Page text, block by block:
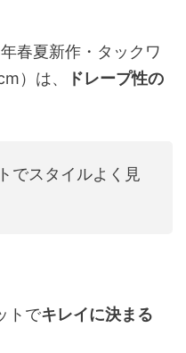
春夏新作・タックワ
）は、
ドレープ性の
でスタイルよく見
トでキレイに決まる